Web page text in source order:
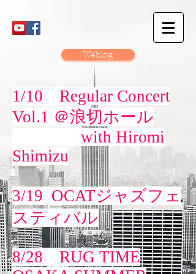
Weblog
1/10 Regular Concert
Vol.1 ＠浪切ホール
with Hiromi
Shimizu
3/19 OCATジャズフェ
スティバル
8/28 RUG TIME